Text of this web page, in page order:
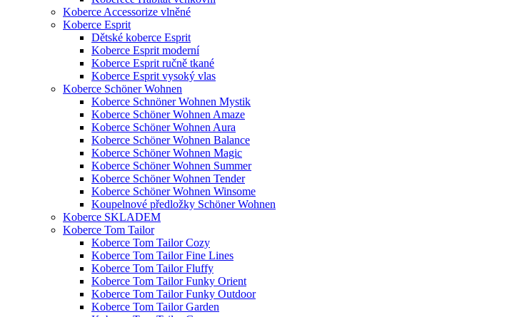
Koberce Accessorize vlněné
Koberce Esprit
Dětské koberce Esprit
Koberce Esprit moderní
Koberce Esprit ručně tkané
Koberce Esprit vysoký vlas
Koberce Schöner Wohnen
Koberce Schnöner Wohnen Mystik
Koberce Schöner Wohnen Amaze
Koberce Schöner Wohnen Aura
Koberce Schöner Wohnen Balance
Koberce Schöner Wohnen Magic
Koberce Schöner Wohnen Summer
Koberce Schöner Wohnen Tender
Koberce Schöner Wohnen Winsome
Koupelnové předložky Schöner Wohnen
Koberce SKLADEM
Koberce Tom Tailor
Koberce Tom Tailor Cozy
Koberce Tom Tailor Fine Lines
Koberce Tom Tailor Fluffy
Koberce Tom Tailor Funky Orient
Koberce Tom Tailor Funky Outdoor
Koberce Tom Tailor Garden